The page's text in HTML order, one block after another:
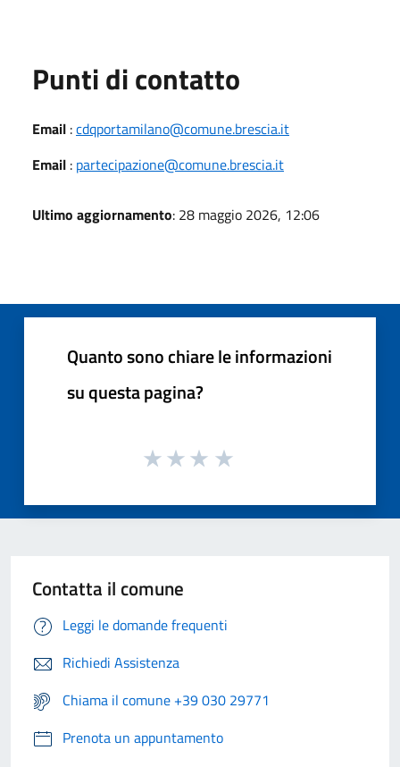
Punti di contatto
Email :cdqportamilano@comune.brescia.it
Email : partecipazione@comune.brescia.it
Ultimo aggiornamento: 28 maggio 2026, 12:06
Quanto sono chiare le informazioni
su questa pagina?
Contatta il comune
Leggi le domande frequenti
Richiedi Assistenza
Chiama il comune +39 030 29771
Prenota un appuntamento